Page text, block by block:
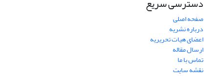
صفحه اصلی
درباره نشریه
اعضای هیات تحریریه
ارسال مقاله
تماس با ما
نقشه سایت